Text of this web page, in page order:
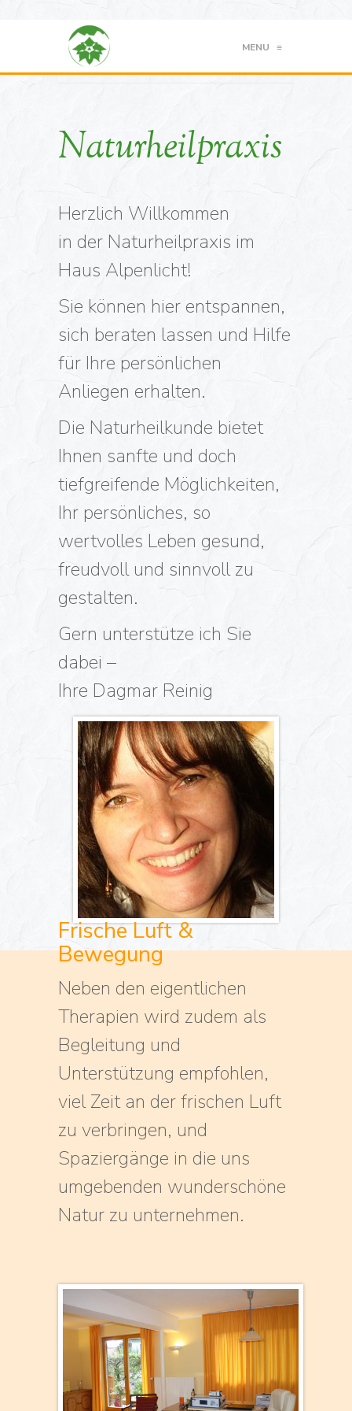
MENU ≡
Naturheilpraxis
Herzlich Willkommen
in der Naturheilpraxis im
Haus Alpenlicht!
Sie können hier entspannen,
sich beraten lassen und Hilfe
für Ihre persönlichen
Anliegen erhalten.
Die Naturheilkunde bietet
Ihnen sanfte und doch
tiefgreifende Möglichkeiten,
Ihr persönliches, so
wertvolles Leben gesund,
freudvoll und sinnvoll zu
gestalten.
Gern unterstütze ich Sie
dabei –
Ihre Dagmar Reinig
Frische Luft &
Bewegung
Neben den eigentlichen
Therapien wird zudem als
Begleitung und
Unterstützung empfohlen,
viel Zeit an der frischen Luft
zu verbringen, und
Spaziergänge in die uns
umgebenden wunderschöne
Natur zu unternehmen.